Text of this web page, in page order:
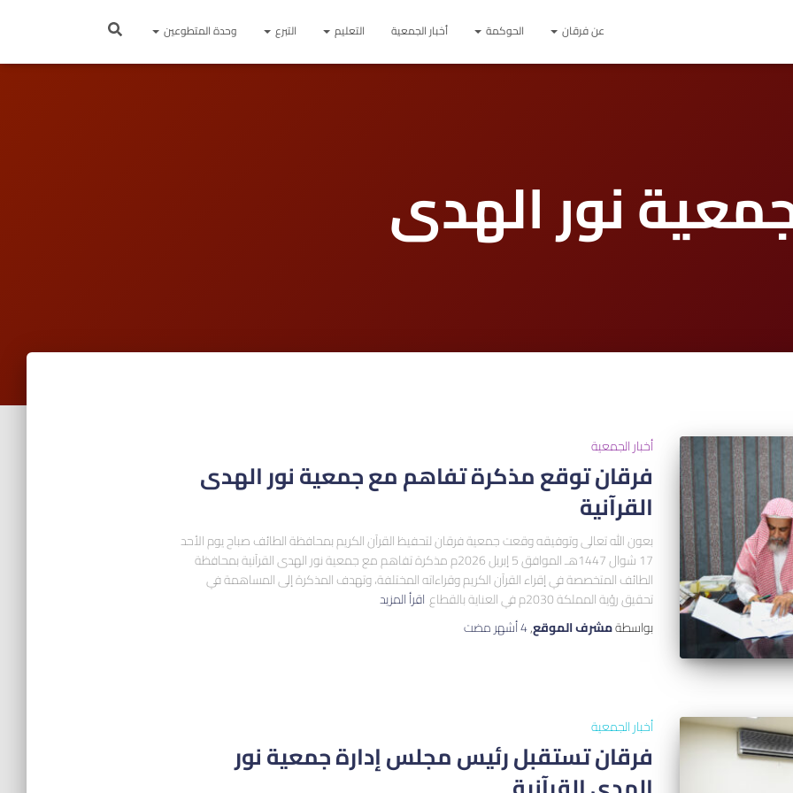
عن فرقان الحوكمة أخبار الجمعية التعليم التبرع وحدة المتطوعين
نور الهدى
أخبار الجمعية
فرقان توقع مذكرة تفاهم مع جمعية نور الهدى
القرآنية
بعون الله تعالى وتوفيقه وقعت جمعية فرقان لتحفيظ القرآن الكريم بمحافظة الطائف صباح يوم الأحد
17 شوال 1447هـ الموافق 5 إبريل 2026م مذكرة تفاهم مع جمعية نور الهدى القرآنية بمحافظة
الطائف المتخصصة في إقراء القرآن الكريم وقراءاته المختلفة، وتهدف المذكرة إلى المساهمة في
تحقيق رؤية المملكة 2030م في العناية بالقطاع
اقرأ المزيد
بواسطةمشرف الموقع,4 أشهر مضت
أخبار الجمعية
فرقان تستقبل رئيس مجلس إدارة جمعية نور